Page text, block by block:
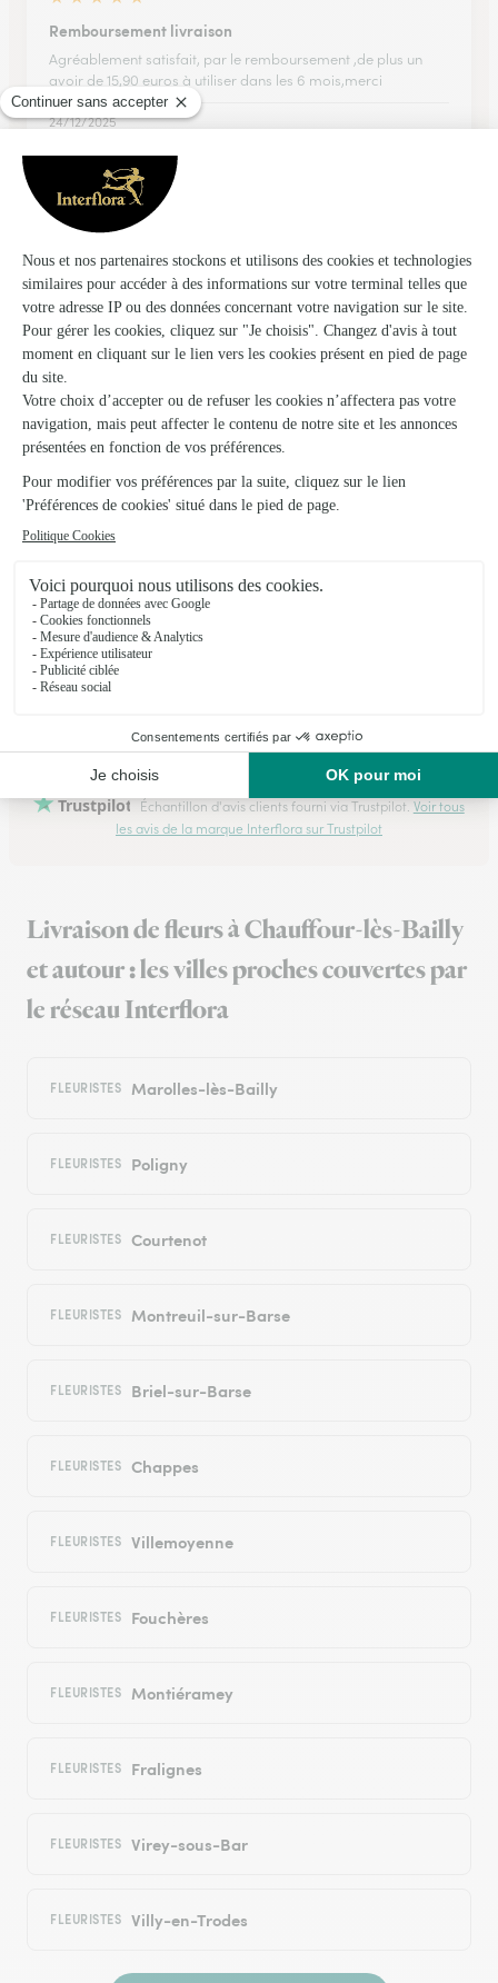
Remboursement livraison
Agréablement satisfait, par le remboursement ,de plus un
avoir de 15,90 euros à utiliser dans les 6 mois,merci
24/12/2025
★ ★ ★ ★ ★
Commande simple et rapide
Commande simple et rapide
21/05/2026
★ ★ ★ ★
Pas de surprise livraison conforme à la…
Pas de surprise livraison conforme à la commande. Délai
respecté merci
05/01/2026
★ ★ ★ ★ ★
La joie d’offrir.
Les choix sont respectés et les modalités de livraison le sont
aussi, la satisfaction est d’autant plus grande que le plaisir
Trustpilot Échantillon d'avis clients fourni via Trustpilot. Voir tous
les avis de la marque Interflora sur Trustpilot
Livraison de fleurs à Chauffour-lès-Bailly
et autour : les villes proches couvertes par
le réseau Interflora
FLEURISTES Marolles-lès-Bailly
FLEURISTES Poligny
FLEURISTES Courtenot
FLEURISTES Montreuil-sur-Barse
FLEURISTES Briel-sur-Barse
FLEURISTES Chappes
FLEURISTES Villemoyenne
FLEURISTES Fouchères
FLEURISTES Montiéramey
FLEURISTES Fralignes
FLEURISTES Virey-sous-Bar
FLEURISTES Villy-en-Trodes